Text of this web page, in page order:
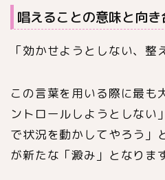
唱えることの意味と向き
「効かせようとしない、整
この言葉を用いる際に最も
ントロールしようとしない
で状況を動かしてやろう」
が新たな「澱み」となりま